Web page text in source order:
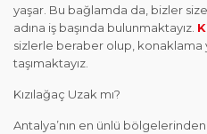
yaşar. Bu bağlamda da, bizler
adına iş başında bulunmaktayız.
sizlerle beraber olup, konaklama
taşımaktayız.
Kızılağaç Uzak mı?
Antalya’nın en ünlü